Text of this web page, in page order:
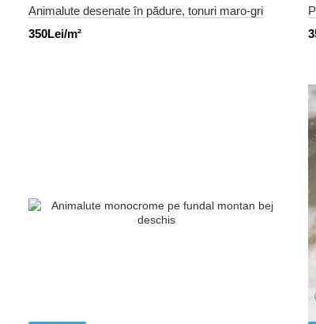
Animalute desenate în pădure, tonuri maro-gri
350Lei/m²